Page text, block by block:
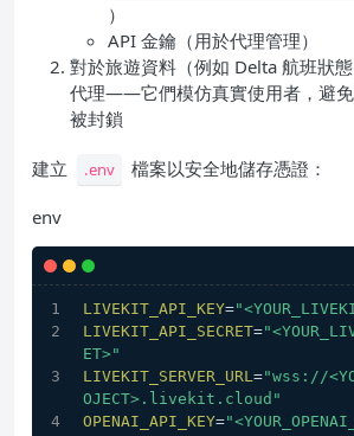
）
API 金鑰（用於代理管理）
對於旅遊資料（例如 Delta 航班狀
代理——它們模仿真實使用者，避
被封鎖
建立 .env 檔案以安全地儲存憑證：
env
LIVEKIT_API_KEY=
LIVEKIT_API_SECRET=
ET>"
LIVEKIT_SERVER_URL="wss://
OJECT>.livekit.cloud"
OPENAI_API_KEY=